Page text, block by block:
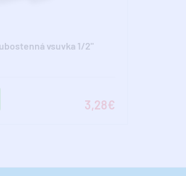
vsuvka 1/2"
3,28€